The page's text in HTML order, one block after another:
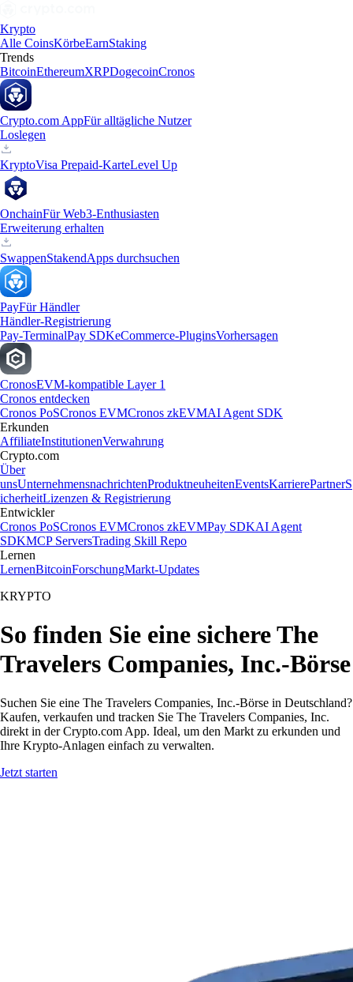
Krypto
Alle CoinsKörbeEarnStaking
Trends
BitcoinEthereumXRPDogecoinCronos
Crypto.com AppFür alltägliche Nutzer
Loslegen
KryptoVisa Prepaid-KarteLevel Up
OnchainFür Web3-Enthusiasten
Erweiterung erhalten
SwappenStakendApps durchsuchen
PayFür Händler
Händler-Registrierung
Pay-TerminalPay SDKeCommerce-PluginsVorhersagen
CronosEVM-kompatible Layer 1
Cronos entdecken
Cronos PoSCronos EVMCronos zkEVMAI Agent SDK
Erkunden
AffiliateInstitutionenVerwahrung
Crypto.com
Über
unsUnternehmensnachrichtenProduktneuheitenEventsKarrierePartnerS
icherheitLizenzen & Registrierung
Entwickler
Cronos PoSCronos EVMCronos zkEVMPay SDKAI Agent
SDKMCP ServersTrading Skill Repo
Lernen
LernenBitcoinForschungMarkt-Updates
KRYPTO
So finden Sie eine sichere The
Travelers Companies, Inc.-Börse
Suchen Sie eine The Travelers Companies, Inc.-Börse in Deutschland?
Kaufen, verkaufen und tracken Sie The Travelers Companies, Inc.
direkt in der Crypto.com App. Ideal, um den Markt zu erkunden und
Ihre Krypto-Anlagen einfach zu verwalten.
Jetzt starten